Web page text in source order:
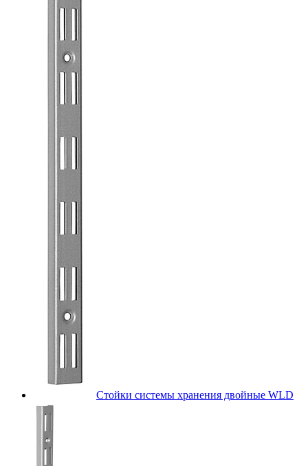
Стойки системы хранения двойные WLD